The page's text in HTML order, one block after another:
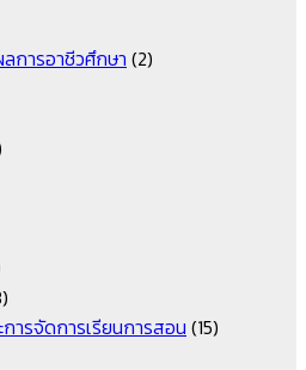
การอาชีวศึกษา (2)
รจัดการเรียนการสอน (15)